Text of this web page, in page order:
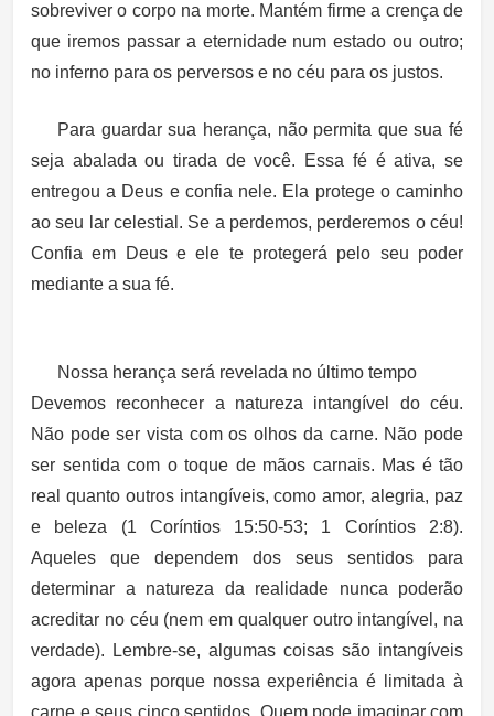
sobreviver o corpo na morte. Mantém firme a crença de
que iremos passar a eternidade num estado ou outro;
no inferno para os perversos e no céu para os justos.
Para guardar sua herança, não permita que sua fé
seja abalada ou tirada de você. Essa fé é ativa, se
entregou a Deus e confia nele. Ela protege o caminho
ao seu lar celestial. Se a perdemos, perderemos o céu!
Confia em Deus e ele te protegerá pelo seu poder
mediante a sua fé.
Nossa herança será revelada no último tempo
Devemos reconhecer a natureza intangível do céu.
Não pode ser vista com os olhos da carne. Não pode
ser sentida com o toque de mãos carnais. Mas é tão
real quanto outros intangíveis, como amor, alegria, paz
e beleza (1 Coríntios 15:50-53; 1 Coríntios 2:8).
Aqueles que dependem dos seus sentidos para
determinar a natureza da realidade nunca poderão
acreditar no céu (nem em qualquer outro intangível, na
verdade). Lembre-se, algumas coisas são intangíveis
agora apenas porque nossa experiência é limitada à
carne e seus cinco sentidos. Quem pode imaginar com